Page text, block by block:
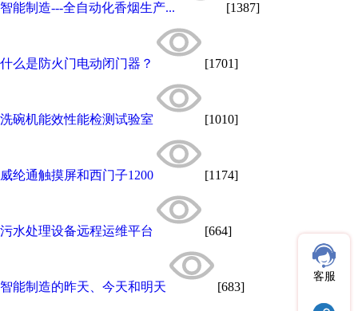
智能制造---全自动化香烟生产... [1387]
什么是防火门电动闭门器？ [1701]
洗碗机能效性能检测试验室 [1010]
威纶通触摸屏和西门子1200 [1174]
污水处理设备远程运维平台 [664]
智能制造的昨天、今天和明天 [683]
客服